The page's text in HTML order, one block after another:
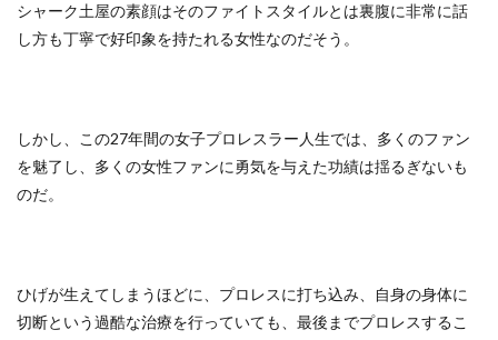
シャーク土屋の素顔はそのファイトスタイルとは裏腹に非常に話
し方も丁寧で好印象を持たれる女性なのだそう。
しかし、この27年間の女子プロレスラー人生では、多くのファン
を魅了し、多くの女性ファンに勇気を与えた功績は揺るぎないも
のだ。
ひげが生えてしまうほどに、プロレスに打ち込み、自身の身体に
切断という過酷な治療を行っていても、最後までプロレスするこ